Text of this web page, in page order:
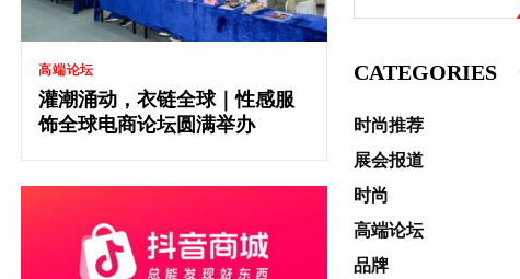
高端论坛
灌潮涌动，衣链全球｜性感服
饰全球电商论坛圆满举办
CATEGORIES
时尚推荐
展会报道
时尚
高端论坛
品牌